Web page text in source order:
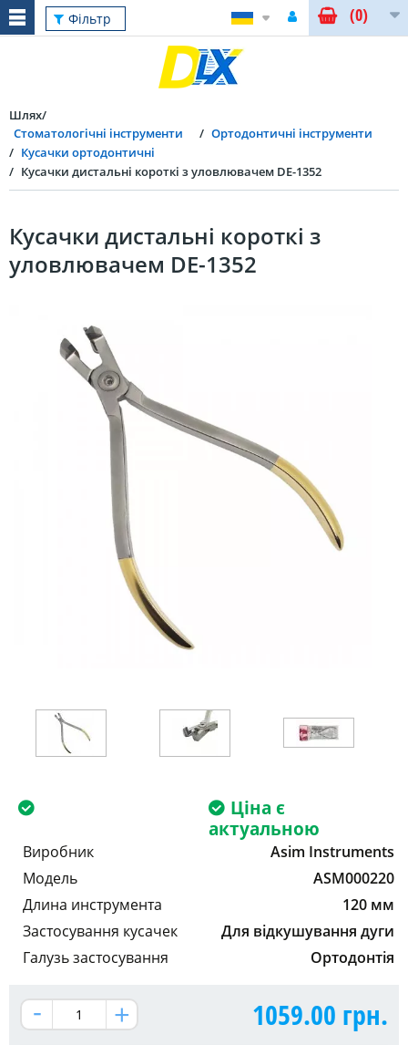
Фільтр (0)
Шлях
Стоматологічні інструменти
Ортодонтичні інструменти
Кусачки ортодонтичні
Кусачки дистальні короткі з уловлювачем DE-1352
Кусачки дистальні короткі з
уловлювачем DE-1352
Ціна є
актуальною
Виробник
Asim Instruments
Модель
ASM000220
Длина инструмента
120 мм
Застосування кусачек
Для відкушування дуги
Галузь застосування
Ортодонтія
1059.00 грн.